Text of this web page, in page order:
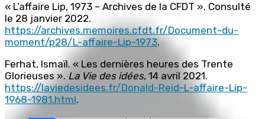
« L’affaire Lip, 1973 – Archives de la CFDT ». Consulté
le 28 janvier 2022.
https://archives.memoires.cfdt.fr/Document-du-
moment/p28/L-affaire-Lip-1973.
Ferhat, Ismaïl. « Les dernières heures des Trente
Glorieuses ». La Vie des idées, 14 avril 2021.
https://laviedesidees.fr/Donald-Reid-L-affaire-Lip-
1968-1981.html.